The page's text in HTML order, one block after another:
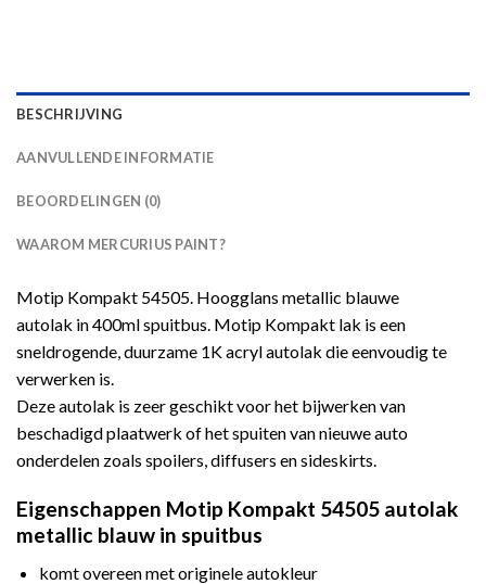
BESCHRIJVING
AANVULLENDE INFORMATIE
BEOORDELINGEN (0)
WAAROM MERCURIUS PAINT?
Motip Kompakt 54505. Hoogglans metallic blauwe
autolak in 400ml spuitbus. Motip Kompakt lak is een
sneldrogende, duurzame 1K acryl autolak die eenvoudig te
verwerken is.
Deze autolak is zeer geschikt voor het bijwerken van
beschadigd plaatwerk of het spuiten van nieuwe auto
onderdelen zoals spoilers, diffusers en sideskirts.
Eigenschappen Motip Kompakt 54505 autolak
metallic blauw in spuitbus
komt overeen met originele autokleur